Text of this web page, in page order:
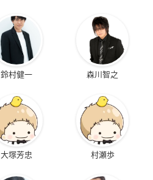
鈴村健一 森川智之
大塚芳忠 村瀬歩